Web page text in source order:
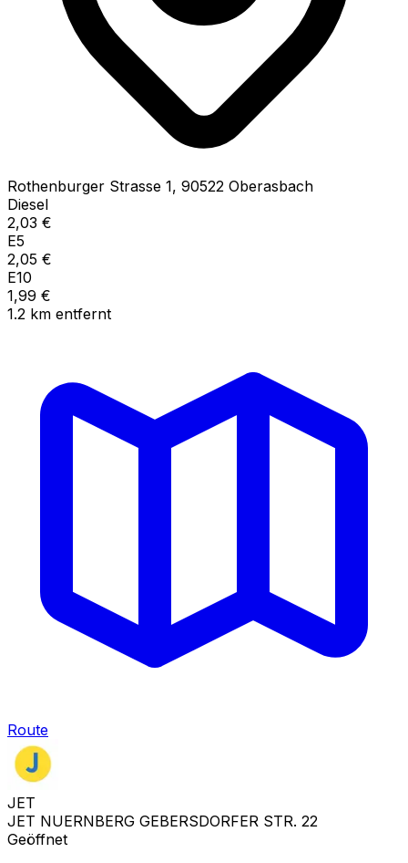
Rothenburger Strasse 1, 90522 Oberasbach
Diesel
2,03 €
E5
2,05 €
E10
1,99 €
1.2 km entfernt
Route
JET
JET NUERNBERG GEBERSDORFER STR. 22
Geöffnet